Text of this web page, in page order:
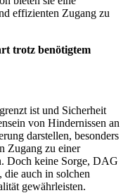
effizienten Zugang zu
trotz benötigtem
ist und Sicherheit
von Hindernissen an
darstellen, besonders
Zugang zu einer
Doch keine Sorge, DAG
die auch in solchen
gewährleisten.